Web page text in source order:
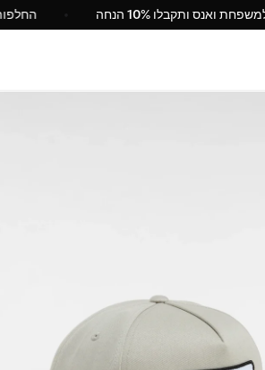
הצטרפו עכשיו למשפחת ואנס ותקבלו 10% הנחה